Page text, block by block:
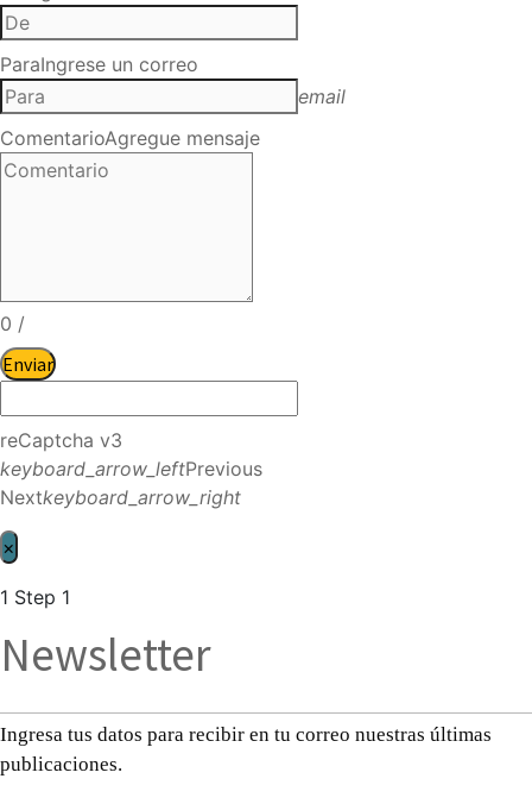
ParaIngrese un correo
email
ComentarioAgregue mensaje
0 /
Enviar
reCaptcha v3
keyboard_arrow_leftPrevious
Nextkeyboard_arrow_right
×
1 Step 1
Newsletter
Ingresa tus datos para recibir en tu correo nuestras últimas
publicaciones.